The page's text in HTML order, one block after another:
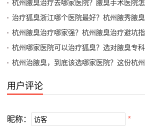
杭州腋臭治疗去哪家医院？腋臭手术医院怎
杭州腋臭治疗哪家强？杭州腋臭治疗避坑
杭州哪家医院可以治疗狐臭？选对腋臭专
杭州治腋臭，到底该选哪家医院？这份杭
用户评论
昵称： *